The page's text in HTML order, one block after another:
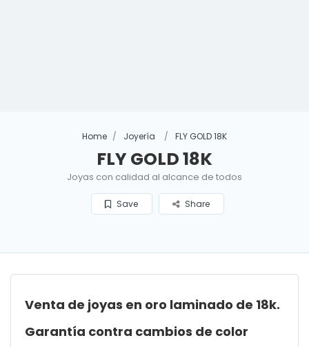
Home Joyería FLY GOLD 18K
FLY GOLD 18K
Joyas con calidad al alcance de todos
Save Share
Venta de joyas en oro laminado de 18k.
Garantía contra cambios de color